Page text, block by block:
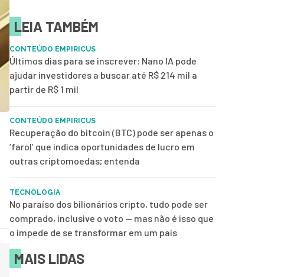
LEIA TAMBÉM
CONTEÚDO EMPIRICUS
Últimos dias para se inscrever: Nano IA pode
ajudar investidores a buscar até R$ 214 mil a
partir de R$ 1 mil
CONTEÚDO EMPIRICUS
Recuperação do bitcoin (BTC) pode ser apenas o
‘farol’ que indica oportunidades de lucro em
outras criptomoedas; entenda
TECNOLOGIA
No paraíso dos bilionários cripto, tudo pode ser
comprado, inclusive o voto — mas não é isso que
o impede de se transformar em um país
MAIS LIDAS